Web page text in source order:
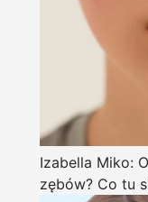
Izabella Miko:
zębów? Co tu